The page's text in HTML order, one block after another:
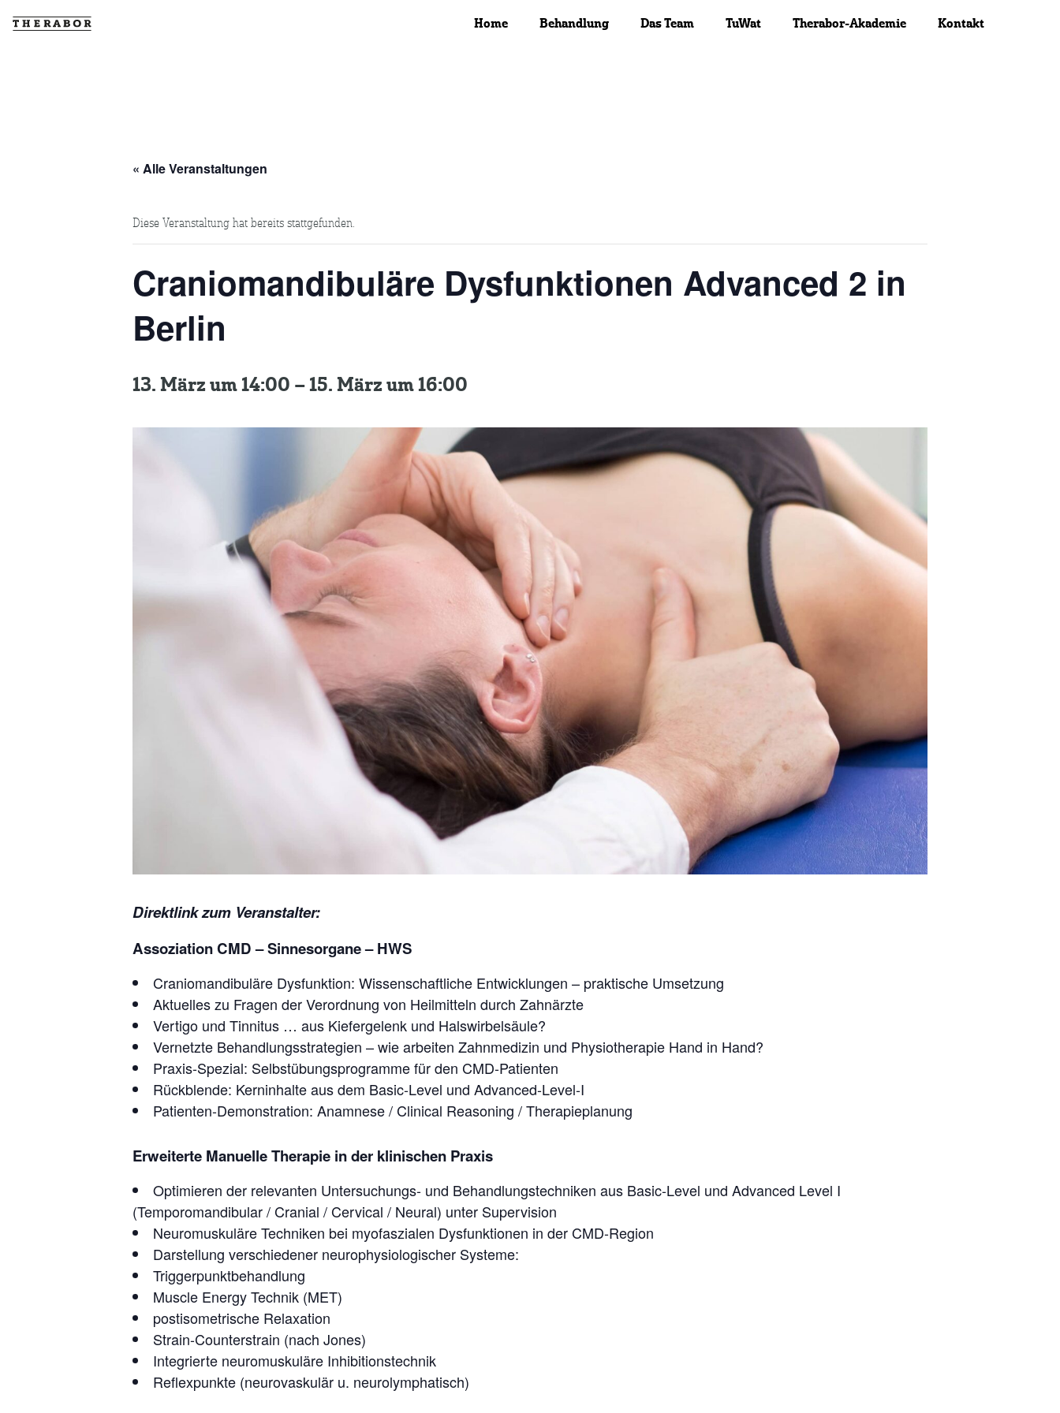
Home Behandlung Das Team TuWat Therabor-Akademie Kontakt
« Alle Veranstaltungen
Diese Veranstaltung hat bereits stattgefunden.
Craniomandibuläre Dysfunktionen Advanced 2 in
Berlin
13. März um 14:00 – 15. März um 16:00
Direktlink zum Veranstalter:
Assoziation CMD – Sinnesorgane – HWS
Craniomandibuläre Dysfunktion: Wissenschaftliche Entwicklungen – praktische Umsetzung
Aktuelles zu Fragen der Verordnung von Heilmitteln durch Zahnärzte
Vertigo und Tinnitus … aus Kiefergelenk und Halswirbelsäule?
Vernetzte Behandlungsstrategien – wie arbeiten Zahnmedizin und Physiotherapie Hand in Hand?
Praxis-Spezial: Selbstübungsprogramme für den CMD-Patienten
Rückblende: Kerninhalte aus dem Basic-Level und Advanced-Level-I
Patienten-Demonstration: Anamnese / Clinical Reasoning / Therapieplanung
Erweiterte Manuelle Therapie in der klinischen Praxis
Optimieren der relevanten Untersuchungs- und Behandlungstechniken aus Basic-Level und Advanced Level I
(Temporomandibular / Cranial / Cervical / Neural) unter Supervision
Neuromuskuläre Techniken bei myofaszialen Dysfunktionen in der CMD-Region
Darstellung verschiedener neurophysiologischer Systeme:
Triggerpunktbehandlung
Muscle Energy Technik (MET)
postisometrische Relaxation
Strain-Counterstrain (nach Jones)
Integrierte neuromuskuläre Inhibitionstechnik
Reflexpunkte (neurovaskulär u. neurolymphatisch)